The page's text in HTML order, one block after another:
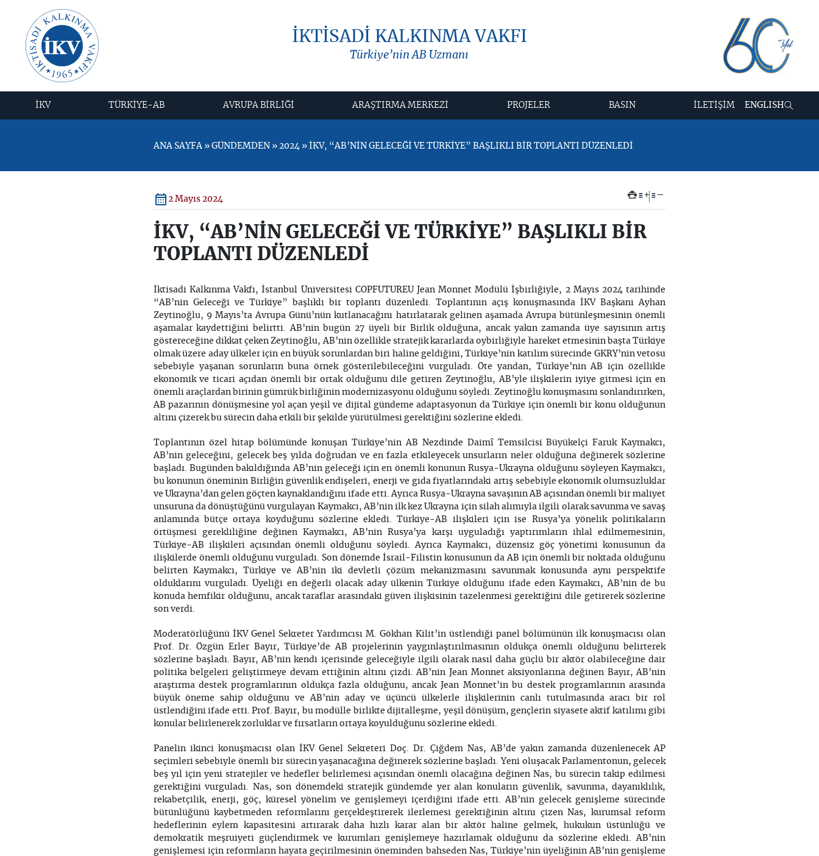
İKTİSADİ KALKINMA VAKFI
Türkiye’nin AB Uzmanı
İKV TÜRKİYE-AB AVRUPA BİRLİĞİ ARAŞTIRMA MERKEZİ PROJELER BASIN İLETİŞİM ENGLISH
ANA SAYFA » GÜNDEMDEN » 2024 » İKV, “AB’NİN GELECEĞİ VE TÜRKİYE” BAŞLIKLI BİR TOPLANTI DÜZENLEDİ
2 Mayıs 2024 + –
İKV, “AB’NİN GELECEĞİ VE TÜRKİYE” BAŞLIKLI BİR
TOPLANTI DÜZENLEDİ
İktisadi Kalkınma Vakfı, İstanbul Üniversitesi COPFUTUREU Jean Monnet Modülü İşbirliğiyle, 2 Mayıs 2024 tarihinde
“AB’nin Geleceği ve Türkiye” başlıklı bir toplantı düzenledi. Toplantının açış konuşmasında İKV Başkanı Ayhan
Zeytinoğlu, 9 Mayıs’ta Avrupa Günü’nün kutlanacağını hatırlatarak gelinen aşamada Avrupa bütünleşmesinin önemli
aşamalar kaydettiğini belirtti. AB’nin bugün 27 üyeli bir Birlik olduğuna, ancak yakın zamanda üye sayısının artış
göstereceğine dikkat çeken Zeytinoğlu, AB’nin özellikle stratejik kararlarda oybirliğiyle hareket etmesinin başta Türkiye
olmak üzere aday ülkeler için en büyük sorunlardan biri haline geldiğini, Türkiye’nin katılım sürecinde GKRY’nin vetosu
sebebiyle yaşanan sorunların buna örnek gösterilebileceğini vurguladı. Öte yandan, Türkiye’nin AB için özellikle
ekonomik ve ticari açıdan önemli bir ortak olduğunu dile getiren Zeytinoğlu, AB’yle ilişkilerin iyiye gitmesi için en
önemli araçlardan birinin gümrük birliğinin modernizasyonu olduğunu söyledi. Zeytinoğlu konuşmasını sonlandırırken,
AB pazarının dönüşmesine yol açan yeşil ve dijital gündeme adaptasyonun da Türkiye için önemli bir konu olduğunun
altını çizerek bu sürecin daha etkili bir şekilde yürütülmesi gerektiğini sözlerine ekledi.
Toplantının özel hitap bölümünde konuşan Türkiye’nin AB Nezdinde Daimî Temsilcisi Büyükelçi Faruk Kaymakcı,
AB’nin geleceğini, gelecek beş yılda doğrudan ve en fazla etkileyecek unsurların neler olduğuna değinerek sözlerine
başladı. Bugünden bakıldığında AB’nin geleceği için en önemli konunun Rusya-Ukrayna olduğunu söyleyen Kaymakcı,
bu konunun öneminin Birliğin güvenlik endişeleri, enerji ve gıda fiyatlarındaki artış sebebiyle ekonomik olumsuzluklar
ve Ukrayna’dan gelen göçten kaynaklandığını ifade etti. Ayrıca Rusya-Ukrayna savaşının AB açısından önemli bir maliyet
unsuruna da dönüştüğünü vurgulayan Kaymakcı, AB’nin ilk kez Ukrayna için silah alımıyla ilgili olarak savunma ve savaş
anlamında bütçe ortaya koyduğunu sözlerine ekledi. Türkiye-AB ilişkileri için ise Rusya’ya yönelik politikaların
örtüşmesi gerekliliğine değinen Kaymakcı, AB’nin Rusya’ya karşı uyguladığı yaptırımların ihlal edilmemesinin,
Türkiye-AB ilişkileri açısından önemli olduğunu söyledi. Ayrıca Kaymakcı, düzensiz göç yönetimi konusunun da
ilişkilerde önemli olduğunu vurguladı. Son dönemde İsrail-Filistin konusunun da AB için önemli bir noktada olduğunu
belirten Kaymakcı, Türkiye ve AB’nin iki devletli çözüm mekanizmasını savunmak konusunda aynı perspektife
olduklarını vurguladı. Üyeliği en değerli olacak aday ülkenin Türkiye olduğunu ifade eden Kaymakcı, AB’nin de bu
konuda hemfikir olduğunu, ancak taraflar arasındaki güven ilişkisinin tazelenmesi gerektiğini dile getirerek sözlerine
son verdi.
Moderatörlüğünü İKV Genel Sekreter Yardımcısı M. Gökhan Kilit’in üstlendiği panel bölümünün ilk konuşmacısı olan
Prof. Dr. Özgün Erler Bayır, Türkiye’de AB projelerinin yaygınlaştırılmasının oldukça önemli olduğunu belirterek
sözlerine başladı. Bayır, AB’nin kendi içerisinde geleceğiyle ilgili olarak nasıl daha güçlü bir aktör olabileceğine dair
politika belgeleri geliştirmeye devam ettiğinin altını çizdi. AB’nin Jean Monnet aksiyonlarına değinen Bayır, AB’nin
araştırma destek programlarının oldukça fazla olduğunu, ancak Jean Monnet’in bu destek programlarının arasında
büyük öneme sahip olduğunu ve AB’nin aday ve üçüncü ülkelerle ilişkilerinin canlı tutulmasında aracı bir rol
üstlendiğini ifade etti. Prof. Bayır, bu modülle birlikte dijitalleşme, yeşil dönüşüm, gençlerin siyasete aktif katılımı gibi
konular belirlenerek zorluklar ve fırsatların ortaya koyulduğunu sözlerine ekledi.
Panelin ikinci konuşmacısı olan İKV Genel Sekreteri Doç. Dr. Çiğdem Nas, AB’de yakın zamanda düzenlenecek AP
seçimleri sebebiyle önemli bir sürecin yaşanacağına değinerek sözlerine başladı. Yeni oluşacak Parlamentonun, gelecek
beş yıl için yeni stratejiler ve hedefler belirlemesi açısından önemli olacağına değinen Nas, bu sürecin takip edilmesi
gerektiğini vurguladı. Nas, son dönemdeki stratejik gündemde yer alan konuların güvenlik, savunma, dayanıklılık,
rekabetçilik, enerji, göç, küresel yönelim ve genişlemeyi içerdiğini ifade etti. AB’nin gelecek genişleme sürecinde
bütünlüğünü kaybetmeden reformlarını gerçekleştirerek ilerlemesi gerektiğinin altını çizen Nas, kurumsal reform
hedeflerinin eylem kapasitesini artırarak daha hızlı karar alan bir aktör haline gelmek, hukukun üstünlüğü ve
demokratik meşruiyeti güçlendirmek ve kurumları genişlemeye hazırlamak olduğunu da sözlerine ekledi. AB’nin
genişlemesi için reformların hayata geçirilmesinin öneminden bahseden Nas, Türkiye’nin üyeliğinin AB’nin genişleme